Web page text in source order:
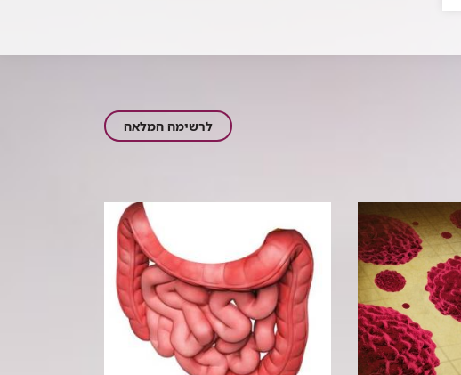
כתבות
בתחום
לרשימה המלאה